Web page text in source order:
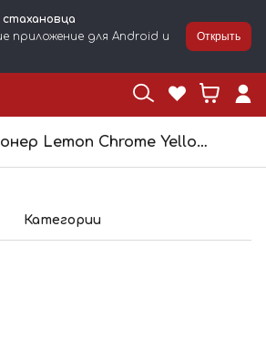
приложение для Android и
Открыть
Mariposa тонер Lemon Chrome Yellow (1 л) TJM36
Категории